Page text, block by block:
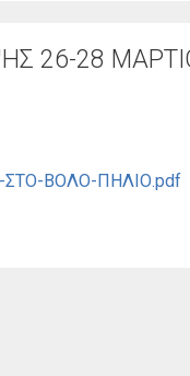
26-28
ΣΤΟ-ΒΟΛΟ-ΠΗΛΙΟ.pdf